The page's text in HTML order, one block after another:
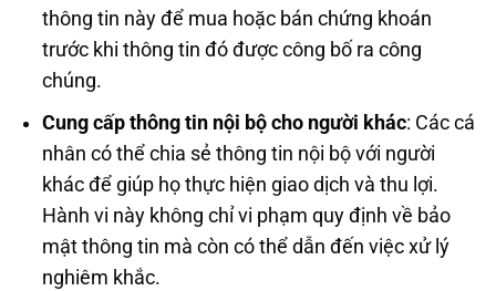
thông tin này để mua hoặc bán chứng khoán
trước khi thông tin đó được công bố ra công
chúng.
Cung cấp thông tin nội bộ cho người khác: Các cá
nhân có thể chia sẻ thông tin nội bộ với người
khác để giúp họ thực hiện giao dịch và thu lợi.
Hành vi này không chỉ vi phạm quy định về bảo
mật thông tin mà còn có thể dẫn đến việc xử lý
nghiêm khắc.